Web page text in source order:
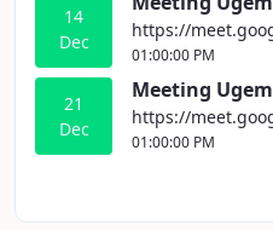
14
Dec
https://
01:00:00 PM
21
Dec
Meeting
https://
01:00:00 PM